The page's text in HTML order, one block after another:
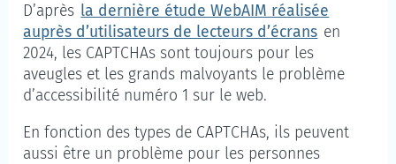
D’après la dernière étude WebAIM réalisée
auprès d’utilisateurs de lecteurs d’écrans en
2024, les CAPTCHAs sont toujours pour les
aveugles et les grands malvoyants le problème
d’accessibilité numéro 1 sur le web.
En fonction des types de CAPTCHAs, ils peuvent
aussi être un problème pour les personnes